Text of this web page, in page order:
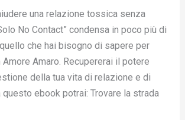
una relazione tossica senza
No Contact” condensa in poco più di
che hai bisogno di sapere per
Amore Amaro. Recupererai il potere
della tua vita di relazione e di
questo ebook potrai: Trovare la strada